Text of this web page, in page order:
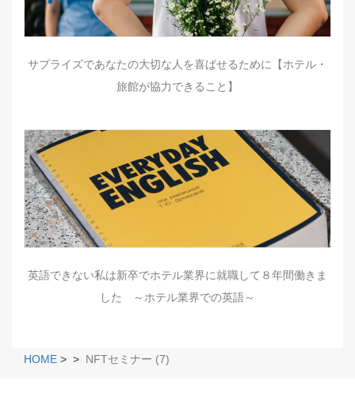
サプライズであなたの大切な人を喜ばせるために【ホテル・
旅館が協力できること】
英語できない私は新卒でホテル業界に就職して８年間働きま
した ～ホテル業界での英語～
HOME > > NFTセミナー (7)